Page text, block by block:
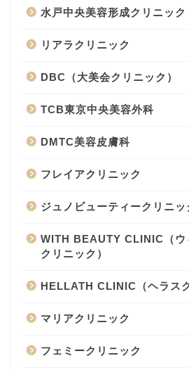
水戸中央美容形成クリニック
リアラクリニック
DBC（大美会クリニック）
TCB東京中央美容外科
DMTC美容皮膚科
フレイアクリニック
ジュノビューティークリニッ
WITH BEAUTY CLINIC（ウ
クリニック）
HELLATH CLINIC（ヘラス
マリアクリニック
フェミークリニック